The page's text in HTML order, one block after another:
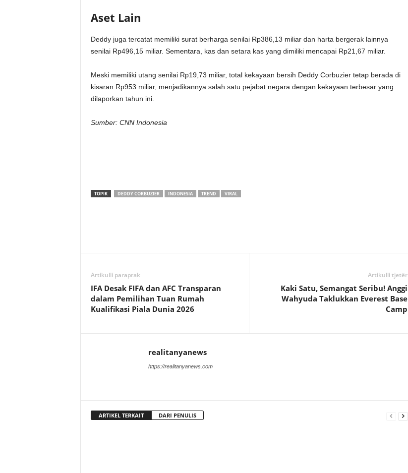
Aset Lain
Deddy juga tercatat memiliki surat berharga senilai Rp386,13 miliar dan harta bergerak lainnya
senilai Rp496,15 miliar. Sementara, kas dan setara kas yang dimiliki mencapai Rp21,67 miliar.
Meski memiliki utang senilai Rp19,73 miliar, total kekayaan bersih Deddy Corbuzier tetap berada di
kisaran Rp953 miliar, menjadikannya salah satu pejabat negara dengan kekayaan terbesar yang
dilaporkan tahun ini.
Sumber: CNN Indonesia
TOPIK DEDDY CORBUZIER INDONESIA TREND VIRAL
Artikulli paraprak
IFA Desak FIFA dan AFC Transparan
dalam Pemilihan Tuan Rumah
Kualifikasi Piala Dunia 2026
Artikulli tjetër
Kaki Satu, Semangat Seribu! Anggi
Wahyuda Taklukkan Everest Base
Camp
realitanyanews
https://realitanyanews.com
ARTIKEL TERKAIT DARI PENULIS